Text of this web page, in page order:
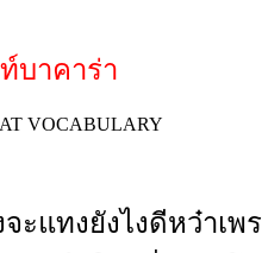
บาคาร่า
VOCABULARY
ะแทงยังไงดีหว๋า